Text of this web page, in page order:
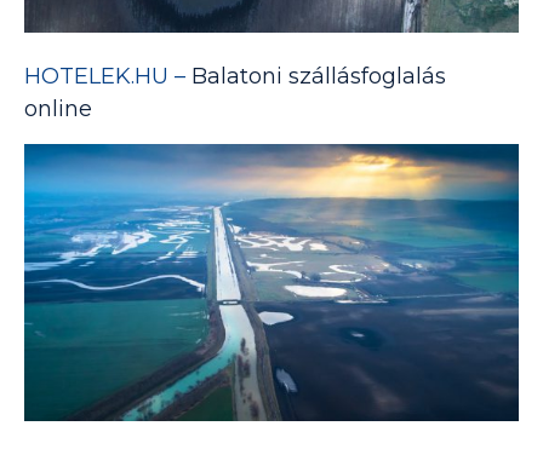
HOTELEK.HU – Balatoni szállásfoglalás
online